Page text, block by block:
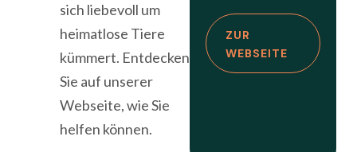
sich liebevoll um
heimatlose Tiere
kümmert. Entdecken
Sie auf unserer
Webseite, wie Sie
helfen können.
ZUR
WEBSEITE